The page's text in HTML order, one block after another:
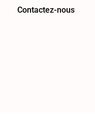
Contactez-nous